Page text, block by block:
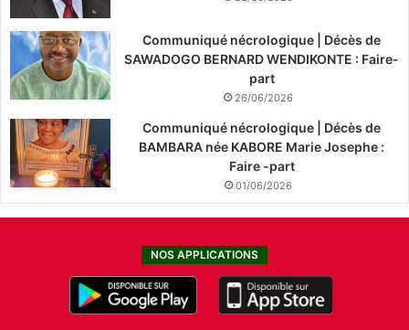
Communiqué nécrologique | Décès de
SAWADOGO BERNARD WENDIKONTE : Faire-
part
26/06/2026
Communiqué nécrologique | Décès de
BAMBARA née KABORE Marie Josephe :
Faire -part
01/06/2026
NOS APPLICATIONS